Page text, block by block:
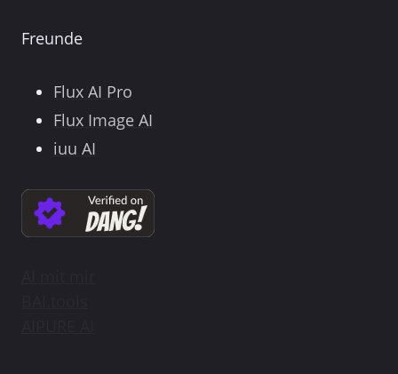
Freunde
Flux AI Pro
Flux Image AI
iuu AI